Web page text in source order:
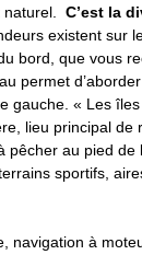
naturel. C’est la
existent sur
bord, que vous
permet
gauche. « Les
lieu principal de
au pied
sportifs,
navigation à